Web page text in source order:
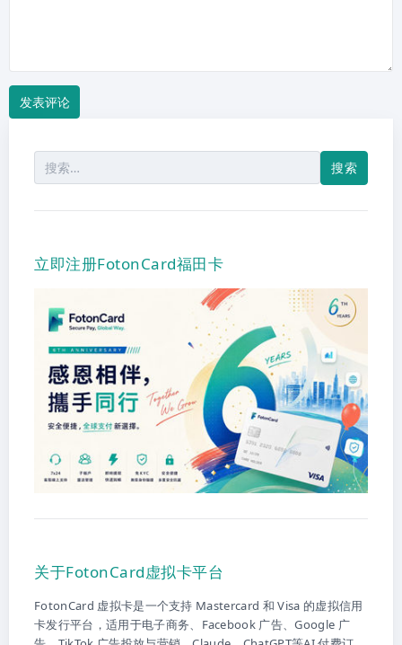
索：
立即注册FotonCard福田卡
关于FotonCard虚拟卡平台
FotonCard 虚拟卡是一个支持 Mastercard 和 Visa 的虚拟信用
卡发行平台，适用于电子商务、Facebook 广告、Google 广